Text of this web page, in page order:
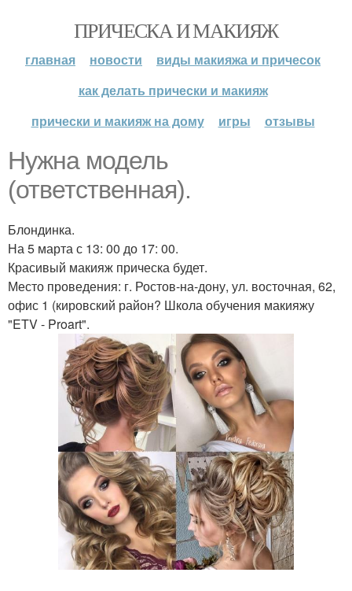
ПРИЧЕСКА И МАКИЯЖ
главная новости
виды макияжа и причесок
как делать прически и макияж
прически и макияж на дому
игры отзывы
Нужна модель
(ответственная).
Блондинка.
На 5 марта с 13: 00 до 17: 00.
Красивый макияж прическа будет.
Место проведения: г. Ростов-на-дону, ул. восточная, 62,
офис 1 (кировский район? Школа обучения макияжу
"ETV - Proart".